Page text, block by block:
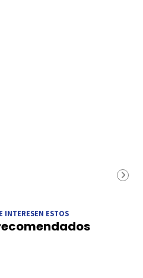
INTERESEN ESTOS